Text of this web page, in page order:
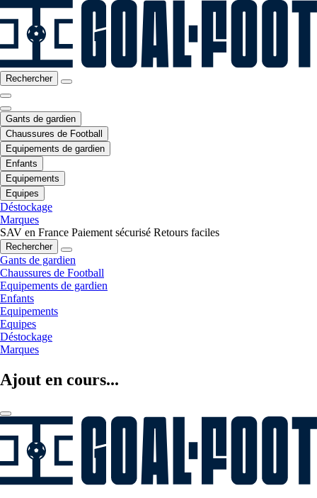
Rechercher
Gants de gardien
Chaussures de Football
Equipements de gardien
Enfants
Equipements
Equipes
Déstockage
Marques
SAV en France Paiement sécurisé Retours faciles
Rechercher
Gants de gardien
Chaussures de Football
Equipements de gardien
Enfants
Equipements
Equipes
Déstockage
Marques
Ajout en cours...